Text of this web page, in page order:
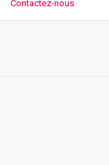
Contactez-nous